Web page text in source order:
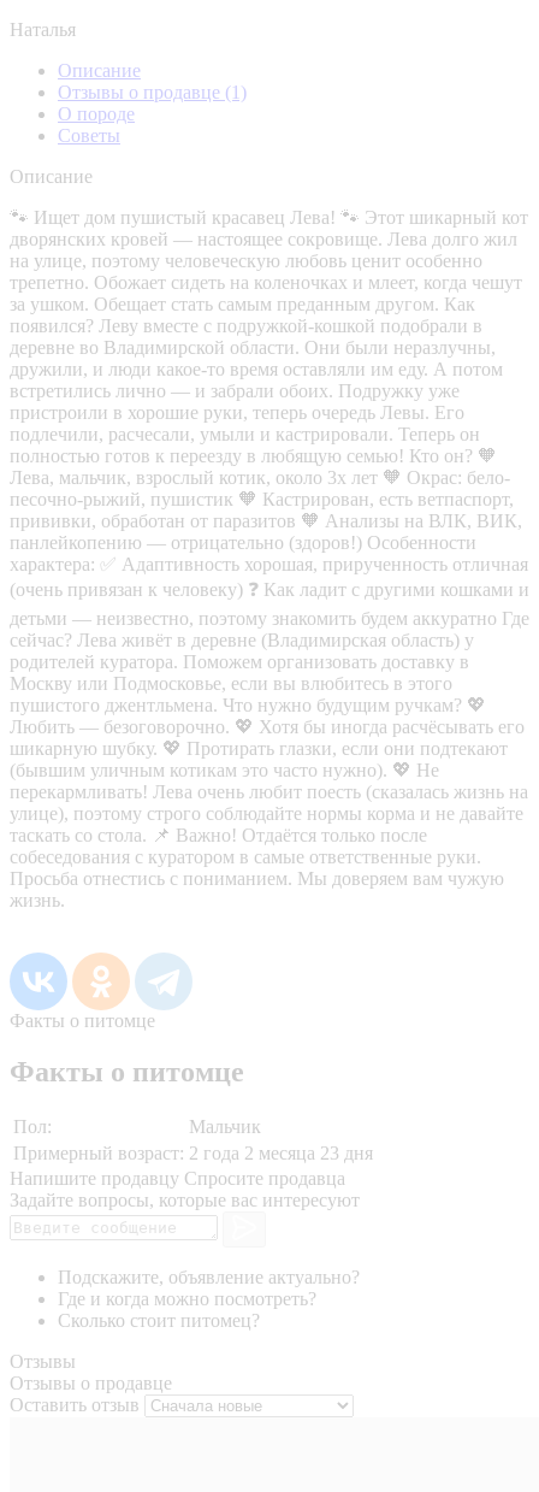
Наталья
Описание
Отзывы о продавце (1)
О породе
Советы
Описание
🐾 Ищет дом пушистый красавец Лева! 🐾 Этот шикарный кот
дворянских кровей — настоящее сокровище. Лева долго жил
на улице, поэтому человеческую любовь ценит особенно
трепетно. Обожает сидеть на коленочках и млеет, когда чешут
за ушком. Обещает стать самым преданным другом. Как
появился? Леву вместе с подружкой-кошкой подобрали в
деревне во Владимирской области. Они были неразлучны,
дружили, и люди какое-то время оставляли им еду. А потом
встретились лично — и забрали обоих. Подружку уже
пристроили в хорошие руки, теперь очередь Левы. Его
подлечили, расчесали, умыли и кастрировали. Теперь он
полностью готов к переезду в любящую семью! Кто он? 🧡
Лева, мальчик, взрослый котик, около 3х лет 🧡 Окрас: бело-
песочно-рыжий, пушистик 🧡 Кастрирован, есть ветпаспорт,
прививки, обработан от паразитов 🧡 Анализы на ВЛК, ВИК,
панлейкопению — отрицательно (здоров!) Особенности
характера: ✅ Адаптивность хорошая, прирученность отличная
(очень привязан к человеку) ❓ Как ладит с другими кошками и
детьми — неизвестно, поэтому знакомить будем аккуратно Где
сейчас? Лева живёт в деревне (Владимирская область) у
родителей куратора. Поможем организовать доставку в
Москву или Подмосковье, если вы влюбитесь в этого
пушистого джентльмена. Что нужно будущим ручкам? 💖
Любить — безоговорочно. 💖 Хотя бы иногда расчёсывать его
шикарную шубку. 💖 Протирать глазки, если они подтекают
(бывшим уличным котикам это часто нужно). 💖 Не
перекармливать! Лева очень любит поесть (сказалась жизнь на
улице), поэтому строго соблюдайте нормы корма и не давайте
таскать со стола. 📌 Важно! Отдаётся только после
собеседования с куратором в самые ответственные руки.
Просьба отнестись с пониманием. Мы доверяем вам чужую
жизнь.
Факты о питомце
Факты о питомце
Пол:
Мальчик
Примерный возраст: 2 года 2 месяца 23 дня
Напишите продавцу Спросите продавца
Задайте вопросы, которые вас интересуют
Подскажите, объявление актуально?
Где и когда можно посмотреть?
Сколько стоит питомец?
Отзывы
Отзывы о продавце
Оставить отзыв